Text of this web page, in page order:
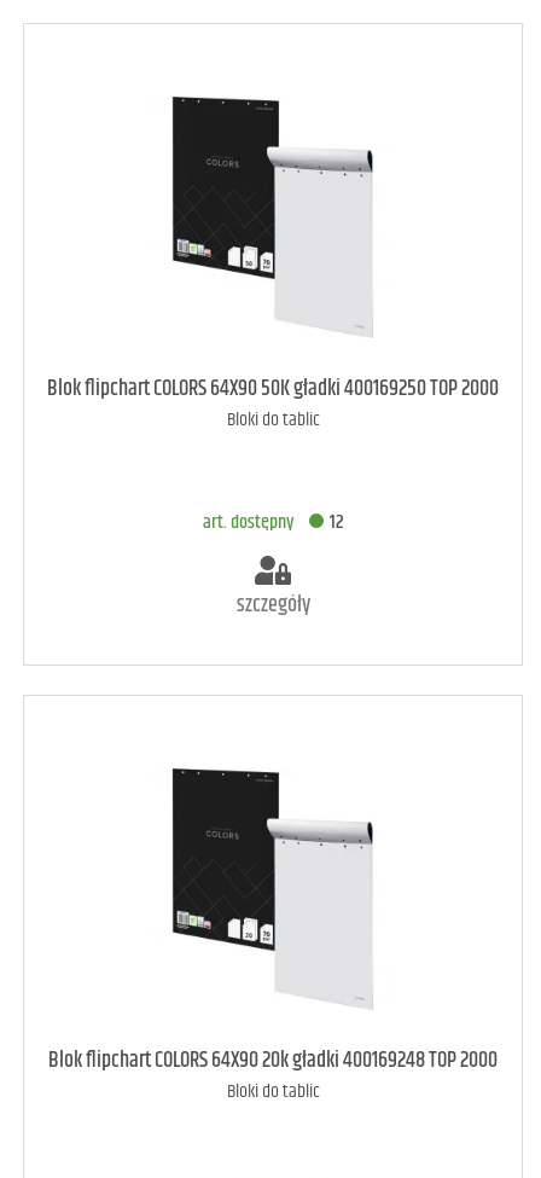
art. dostępny 161
Blok flipchart COLORS 64X90 50K gładki 400169250 TOP 2000
Bloki do tablic
art. dostępny 12
szczegóły
art. dostępny 12
Blok flipchart COLORS 64X90 20k gładki 400169248 TOP 2000
Bloki do tablic